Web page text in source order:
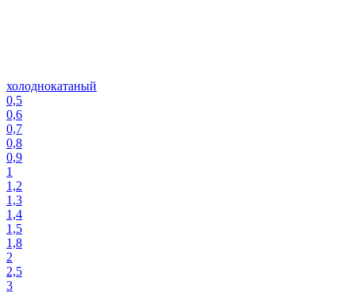
холоднокатаный
0,5
0,6
0,7
0,8
0,9
1
1,2
1,3
1,4
1,5
1,8
2
2,5
3